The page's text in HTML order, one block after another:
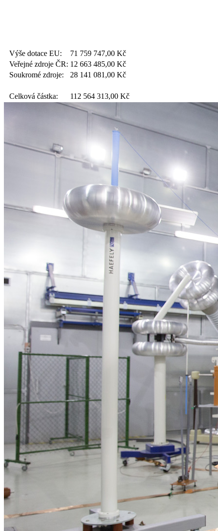
Výše dotace EU: 71 759 747,00 Kč
Veřejné zdroje ČR: 12 663 485,00 Kč
Soukromé zdroje:
28 141 081,00 Kč
Celková částka: 112 564 313,00 Kč